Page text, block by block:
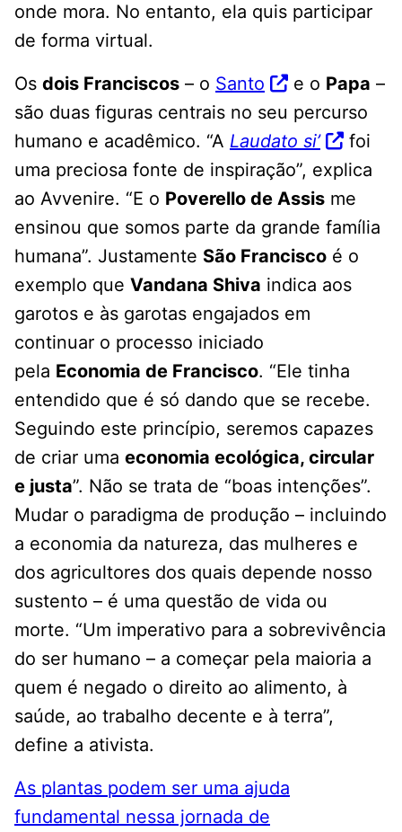
onde mora. No entanto, ela quis participar
de forma virtual.
Os dois Franciscos – o Santo e o Papa –
são duas figuras centrais no seu percurso
humano e acadêmico. “A Laudato si’
foi
uma preciosa fonte de inspiração”, explica
ao Avvenire. “E o Poverello de Assis me
ensinou que somos parte da grande família
humana”. Justamente São Francisco é o
exemplo que Vandana Shiva indica aos
garotos e às garotas engajados em
continuar o processo iniciado
pela Economia de Francisco. “Ele tinha
entendido que é só dando que se recebe.
Seguindo este princípio, seremos capazes
de criar uma economia ecológica, circular
e justa”. Não se trata de “boas intenções”.
Mudar o paradigma de produção – incluindo
a economia da natureza, das mulheres e
dos agricultores dos quais depende nosso
sustento – é uma questão de vida ou
morte. “Um imperativo para a sobrevivência
do ser humano – a começar pela maioria a
quem é negado o direito ao alimento, à
saúde, ao trabalho decente e à terra”,
define a ativista.
As plantas podem ser uma ajuda
fundamental nessa jornada de